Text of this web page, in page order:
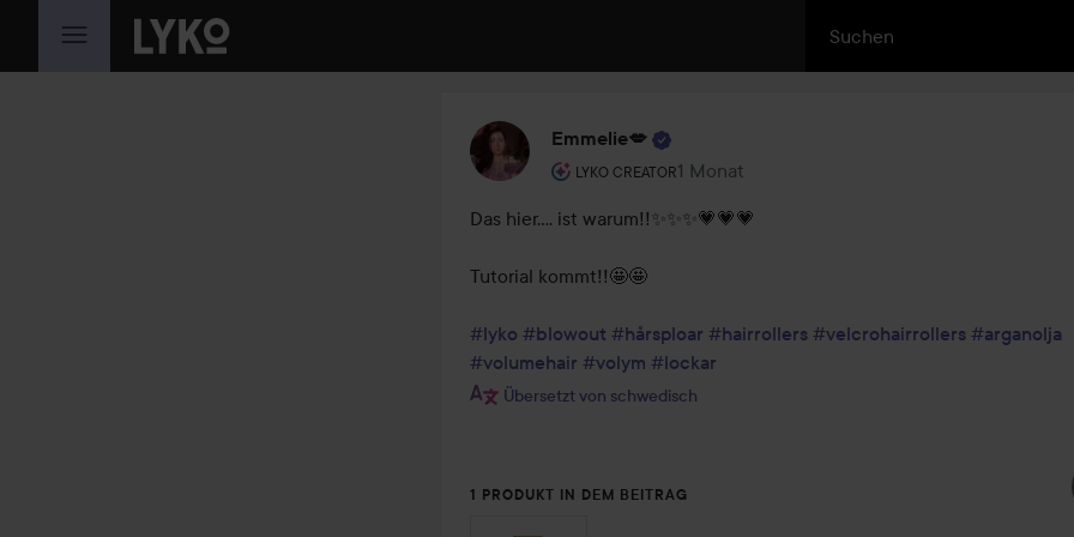
WEITER ZU INHALT
Emmelie💋
LYKO CREATOR
Rolle des Benutzers: Lyko Creator.
1 Monat
Der Beitrag wurde 1 Monat erstellt
Das hier.... ist warum!!✨✨✨💗💗💗
Tutorial kommt!!🤩🤩
#lyko #blowout #hårsploar #hairrollers #velcrohairrollers #arganolja
#volumehair #volym #lockar
Übersetzt von schwedisch
1 PRODUKT IN DEM BEITRAG